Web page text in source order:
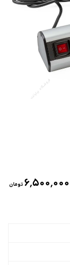
۶٬۵۰۰٬۰۰۰ تومان